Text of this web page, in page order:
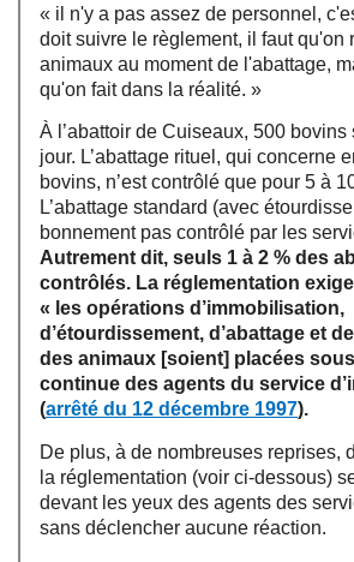
« il n'y a pas assez de personnel,
doit suivre le règlement, il faut qu'on
animaux au moment de l'abattage,
qu'on fait dans la réalité. »
À l’abattoir de Cuiseaux, 500
jour. L’abattage rituel, qui concerne
bovins, n’est contrôlé que pour 5 à
L’abattage standard (avec
bonnement pas contrôlé par les
Autrement dit, seuls 1 à 2 % des
contrôlés. La réglementation
« les opérations d’immobilisation,
d’étourdissement, d’abattage et
des animaux [soient] placées
continue des agents du service
(arrêté du 12 décembre 1997).
De plus, à de nombreuses reprises,
la réglementation (voir ci-dessous)
devant les yeux des agents des
sans déclencher aucune réaction.